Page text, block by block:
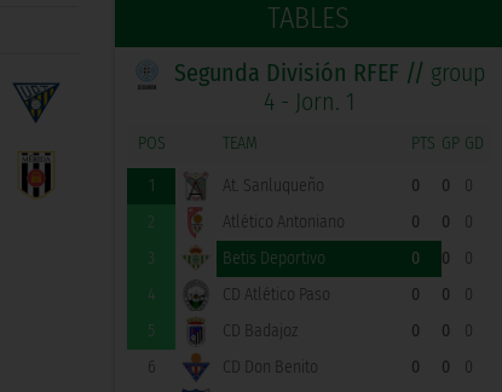
TABLES
Segunda División RFEF // group
4 - Jorn. 1
POS TEAM PTS GP GD
1 At. Sanluqueño 0 0
0
2
Atlético Antoniano 0 0
0
3
Betis Deportivo 0 0
0
4
CD Atlético Paso 0 0
0
5
CD Badajoz 0 0
0
6
CD Don Benito 0 0
0